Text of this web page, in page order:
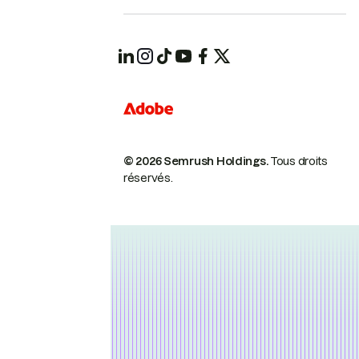
© 2026 Semrush Holdings.Tous droits
réservés.